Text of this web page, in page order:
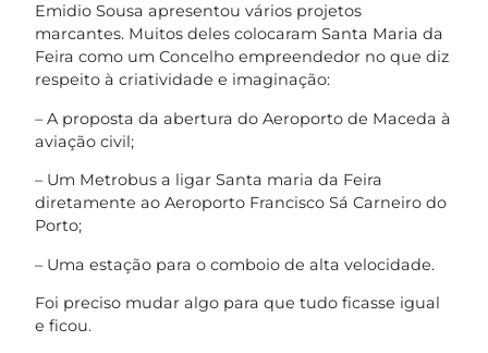
Emidio Sousa apresentou vários projetos
marcantes. Muitos deles colocaram Santa Maria da
Feira como um Concelho empreendedor no que diz
respeito à criatividade e imaginação:
– A proposta da abertura do Aeroporto de Maceda à
aviação civil;
– Um Metrobus a ligar Santa maria da Feira
diretamente ao Aeroporto Francisco Sá Carneiro do
Porto;
– Uma estação para o comboio de alta velocidade.
Foi preciso mudar algo para que tudo ficasse igual
e ficou.